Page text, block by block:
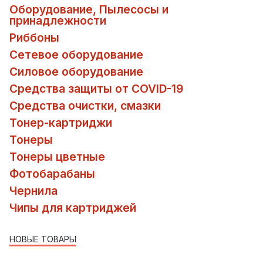
Оборудование, Пылесосы и
принадлежности
Риббоны
Сетевое оборудование
Силовое оборудование
Средства защиты от COVID-19
Средства очистки, смазки
Тонер-картриджи
Тонеры
Тонеры цветные
Фотобарабаны
Чернила
Чипы для картриджей
НОВЫЕ ТОВАРЫ